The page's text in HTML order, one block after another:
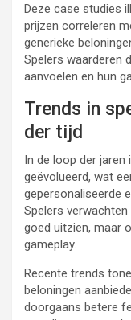
Deze case studies
prijzen correleren
generieke
Spelers waarderen
aanvoelen en hun
Trends in
der tijd
In de loop der jaren
geëvolueerd, wat
gepersonaliseerde
Spelers
goed uitzien, maar
gameplay.
Recente trends
beloningen
doorgaans betere